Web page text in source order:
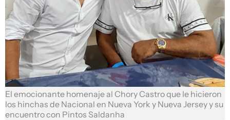
El emocionante homenaje al Chory Castro que le hicieron
los hinchas de Nacional en Nueva York y Nueva Jersey y su
encuentro con Pintos Saldanha